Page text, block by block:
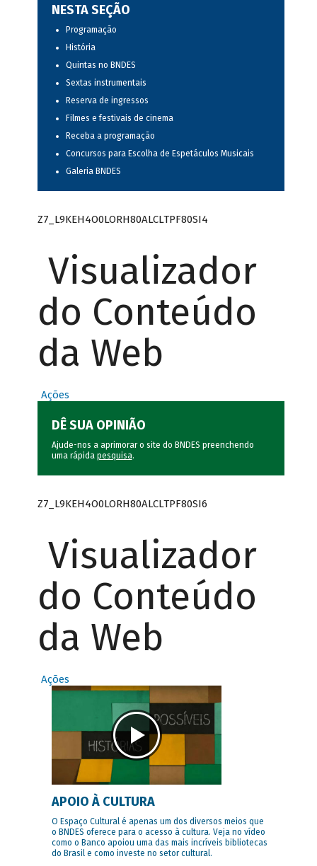
NESTA SEÇÃO
Programação
História
Quintas no BNDES
Sextas instrumentais
Reserva de ingressos
Filmes e festivais de cinema
Receba a programação
Concursos para Escolha de Espetáculos Musicais
Galeria BNDES
Z7_L9KEH4O0LORH80ALCLTPF80SI4
Visualizador
do Conteúdo
da Web
Ações
DÊ SUA OPINIÃO
Ajude-nos a aprimorar o site do BNDES preenchendo
uma rápida pesquisa.
Z7_L9KEH4O0LORH80ALCLTPF80SI6
Visualizador
do Conteúdo
da Web
Ações
APOIO À CULTURA
O Espaço Cultural é apenas um dos diversos meios que
o BNDES oferece para o acesso à cultura. Veja no vídeo
como o Banco apoiou uma das mais incríveis bibliotecas
do Brasil e como investe no setor cultural.